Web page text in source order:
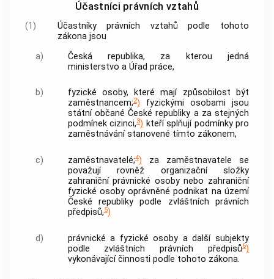
Účastníci právních vztahů
(1)
Účastníky právních vztahů podle tohoto
zákona jsou
a)
Česká republika, za kterou jedná
ministerstvo a Úřad práce,
b)
fyzické osoby, které mají způsobilost být
zaměstnancem;2) fyzickými osobami jsou
státní občané České republiky a za stejných
podmínek cizinci,3) kteří splňují podmínky pro
zaměstnávání stanovené tímto zákonem,
c) zaměstnavatelé;4) za zaměstnavatele se
považují rovněž organizační složky
zahraniční právnické osoby nebo zahraniční
fyzické osoby oprávněné podnikat na území
České republiky podle zvláštních právních
předpisů,5)
d)
právnické a fyzické osoby a další subjekty
podle zvláštních právních předpisů6)
vykonávající činnosti podle tohoto zákona.